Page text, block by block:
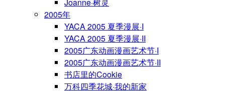
Joanne·树灵
2005年
YACA 2005 夏季漫展·I
YACA 2005 夏季漫展·II
2005广东动画漫画艺术节·I
2005广东动画漫画艺术节·II
书店里的Cookie
万科四季花城·我的新家